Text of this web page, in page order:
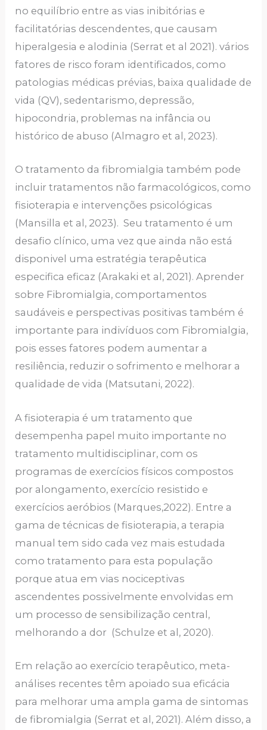
no equilíbrio entre as vias inibitórias e
facilitatórias descendentes, que causam
hiperalgesia e alodinia (Serrat et al 2021). vários
fatores de risco foram identificados, como
patologias médicas prévias, baixa qualidade de
vida (QV), sedentarismo, depressão,
hipocondria, problemas na infância ou
histórico de abuso (Almagro et al, 2023).
O tratamento da fibromialgia também pode
incluir tratamentos não farmacológicos, como
fisioterapia e intervenções psicológicas
(Mansilla et al, 2023). Seu tratamento é um
desafio clínico, uma vez que ainda não está
disponivel uma estratégia terapêutica
especifica eficaz (Arakaki et al, 2021). Aprender
sobre Fibromialgia, comportamentos
saudáveis e perspectivas positivas também é
importante para indivíduos com Fibromialgia,
pois esses fatores podem aumentar a
resiliência, reduzir o sofrimento e melhorar a
qualidade de vida (Matsutani, 2022).
A fisioterapia é um tratamento que
desempenha papel muito importante no
tratamento multidisciplinar, com os
programas de exercícios físicos compostos
por alongamento, exercício resistido e
exercícios aeróbios (Marques,2022). Entre a
gama de técnicas de fisioterapia, a terapia
manual tem sido cada vez mais estudada
como tratamento para esta população
porque atua em vias nociceptivas
ascendentes possivelmente envolvidas em
um processo de sensibilização central,
melhorando a dor (Schulze et al, 2020).
Em relação ao exercício terapêutico, meta-
análises recentes têm apoiado sua eficácia
para melhorar uma ampla gama de sintomas
de fibromialgia (Serrat et al, 2021). Além disso, a